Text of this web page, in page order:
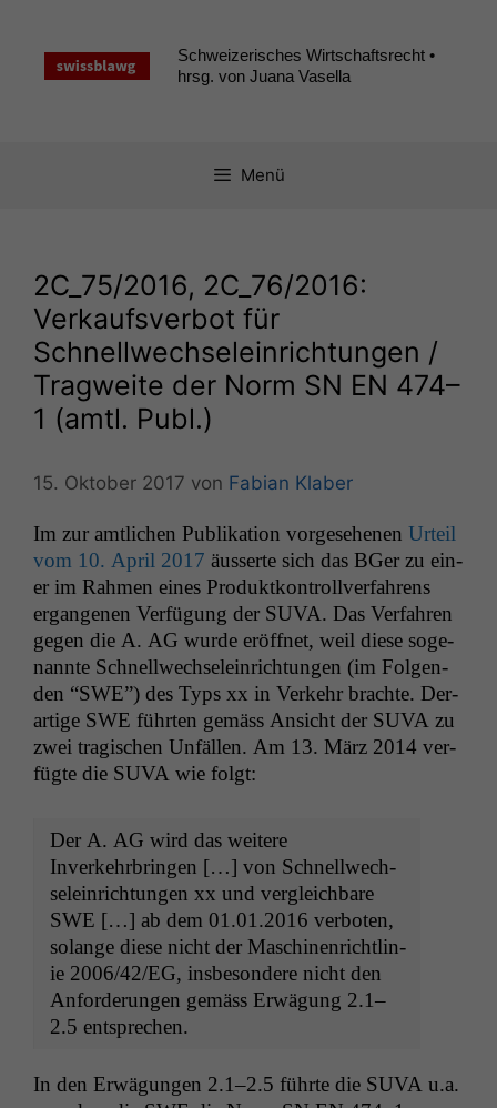
springen
Schweizerisches Wirtschaftsrecht •
hrsg. von Juana Vasella
Menü
2C_75/2016, 2C_76/2016:
Verkaufsverbot für
Schnellwechseleinrichtungen /
Tragweite der Norm SN EN 474–
1 (amtl. Publ.)
15. Oktober 2017 von Fabian Klaber
Im zur amtlichen Pub­lika­tion vorge­se­henen Urteil
vom 10. April 2017 äusserte sich das BGer zu ein­
er im Rah­men eines Pro­duk­tkon­trol­lver­fahrens
ergan­genen Ver­fü­gung der SUVA. Das Ver­fahren
gegen die A. AG wurde eröffnet, weil diese soge­
nan­nte Schnell­wech­se­lein­rich­tun­gen (im Fol­gen­
den “SWE”) des Typs xx in Verkehr brachte. Der­
ar­tige SWE führten gemäss Ansicht der SUVA zu
zwei tragis­chen Unfällen. Am 13. März 2014 ver­
fügte die SUVA wie folgt:
Der A. AG wird das weit­ere
Inverkehrbrin­gen […] von Schnell­wech­
se­lein­rich­tun­gen xx und ver­gle­ich­bare
SWE […] ab dem 01.01.2016 ver­boten,
solange diese nicht der Maschi­nen­richtlin­
ie 2006/42/EG, ins­beson­dere nicht den
Anforderun­gen gemäss Erwä­gung 2.1–
2.5 entsprechen.
In den Erwä­gun­gen 2.1–2.5 führte die SUVA u.a.